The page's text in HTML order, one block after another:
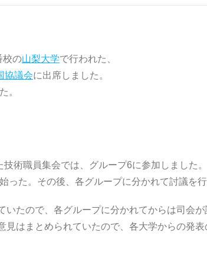
校の山梨大学で行われた、
協議会に出席しました。
。
術職員集会では、グループ6に参加しました
った。その後、各グループに分かれて討議を行
たので、各グループに分かれてからは司会が
はまとめられていたので、各大学からの発